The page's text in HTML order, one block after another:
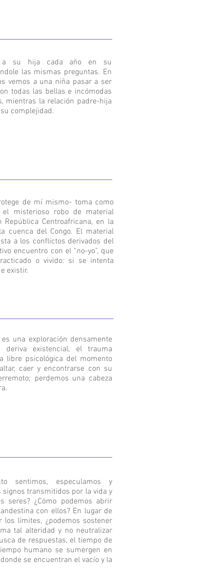
a su hija cada año en su
las mismas preguntas. En
vemos a una niña pasar a ser
todas las bellas e incómodas
mientras la relación padre-hija
complejidad.
de mí mismo- toma como
misterioso robo de material
República Centroafricana, en la
cuenca del Congo. El material
a los conflictos derivados del
encuentro con el “no-yo”, que
o vivido: si se intenta
existir.
una exploración densamente
deriva existencial, el trauma
libre psicológica del momento
caer y encontrarse con su
perdemos una cabeza
sentimos, especulamos y
signos transmitidos por la vida y
seres? ¿Cómo podemos abrir
con ellos? En lugar de
los límites, ¿podemos sostener
tal alteridad y no neutralizar
de respuestas, el tiempo de
humano se sumergen en
se encuentran el vacío y la